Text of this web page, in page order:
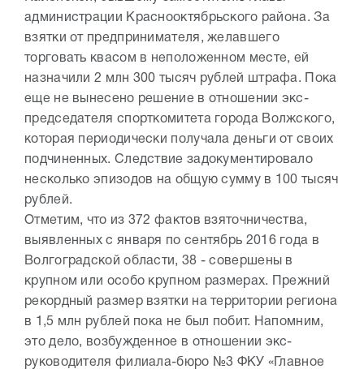
администрации Краснооктябрьского района. За
взятки от предпринимателя, желавшего
торговать квасом в неположенном месте, ей
назначили 2 млн 300 тысяч рублей штрафа. Пока
еще не вынесено решение в отношении экс-
председателя спорткомитета города Волжского,
которая периодически получала деньги от своих
подчиненных. Следствие задокументировало
несколько эпизодов на общую сумму в 100 тысяч
рублей.
Отметим, что из 372 фактов взяточничества,
выявленных с января по сентябрь 2016 года в
Волгоградской области, 38 - совершены в
крупном или особо крупном размерах. Прежний
рекордный размер взятки на территории региона
в 1,5 млн рублей пока не был побит. Напомним,
это дело, возбужденное в отношении экс-
руководителя филиала-бюро №3 ФКУ «Главное